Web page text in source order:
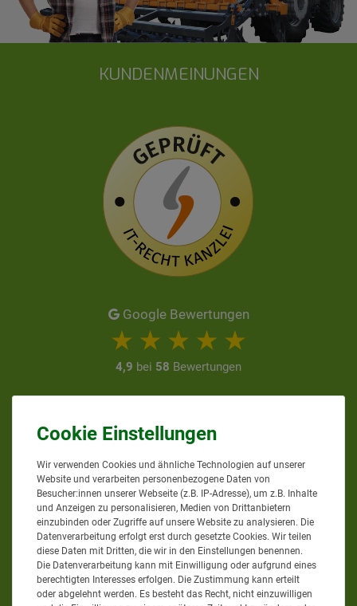
KUNDENMEINUNGEN
Google Bewertungen
4,9 bei 58 Bewertungen
AGRAR-PROFI24.DE
Sie erreichen uns
Mo. - Do. von 8 bis 12 Uhr
Mo. - Do. von 13 bis 17 Uhr
Wir verwenden Cookies und ähnliche Technologien auf unserer
Website und verarbeiten personenbezogene Daten von
Besucher:innen unserer Webseite (z.B. IP-Adresse), um z.B. Inhalte
und Anzeigen zu personalisieren, Medien von Drittanbietern
einzubinden oder Zugriffe auf unsere Website zu analysieren. Die
Datenverarbeitung erfolgt erst durch gesetzte Cookies. Wir teilen
diese Daten mit Dritten, die wir in den Einstellungen benennen.
Die Datenverarbeitung kann mit Einwilligung oder aufgrund eines
berechtigten Interesses erfolgen. Die Zustimmung kann erteilt
oder abgelehnt werden. Es besteht das Recht, nicht einzuwilligen